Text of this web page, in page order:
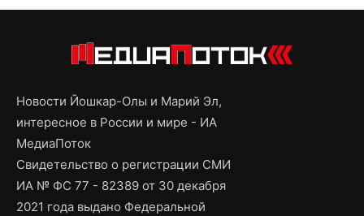
Новости Йошкар-Олы и Марий Эл,
интересное в России и мире - ИА
МедиаПоток
Свидетельство о регистрации СМИ
ИА № ФС 77 - 82389 от 30 декабря
2021 года выдано Федеральной